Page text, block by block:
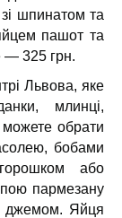
шпинатом та
пашот та
— 325 грн.
Львова, яке
млинці,
обрати
бобами
або
пармезану
джемом. Яйця